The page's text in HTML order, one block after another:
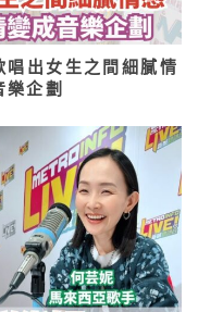
唱出女生之間細膩情
企劃